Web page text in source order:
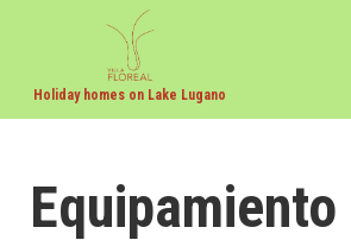
Holiday homes on Lake Lugano
Equipamiento